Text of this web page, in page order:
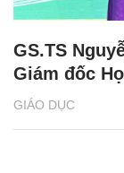
GIÁO DỤC
GS.TS
Giám đốc